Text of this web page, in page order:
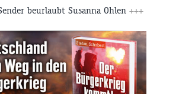
beurlaubt Susanna Ohlen +++